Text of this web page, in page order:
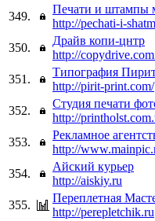
349.
Печати и штампы
http://pechati-i-
350.
Драйв копи-цнтр
http://
351.
Типография
http://pirit-print.com/
352.
Студия печати
http://
353.
Рекламное
http://
354.
Айский курьер
http://aiskiy.ru
355.
Переплетная
http://perepletchik.ru